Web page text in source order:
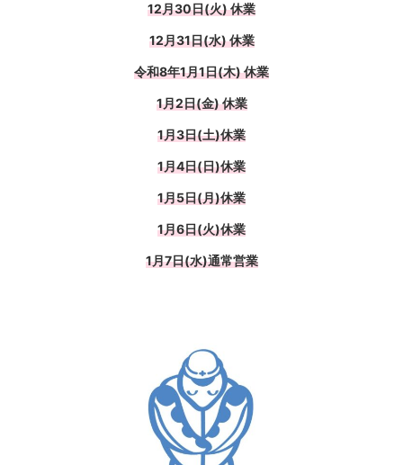
12月30日(火) 休業
12月31日(水) 休業
令和8年1月1日(木) 休業
1月2日(金) 休業
1月3日(土)休業
1月4日(日)休業
1月5日(月)休業
1月6日(火)休業
1月7日(水)通常営業